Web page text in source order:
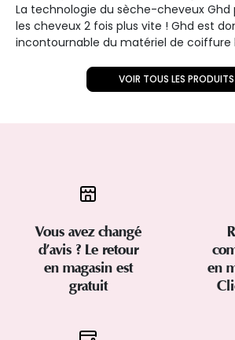
La technologie du sèche-cheveux
les cheveux 2 fois plus vite ! Ghd est
incontournable du matériel de
VOIR TOUS LES PRODUITS
Vous avez changé
d’avis ? Le retour
en magasin est
gratuit
en